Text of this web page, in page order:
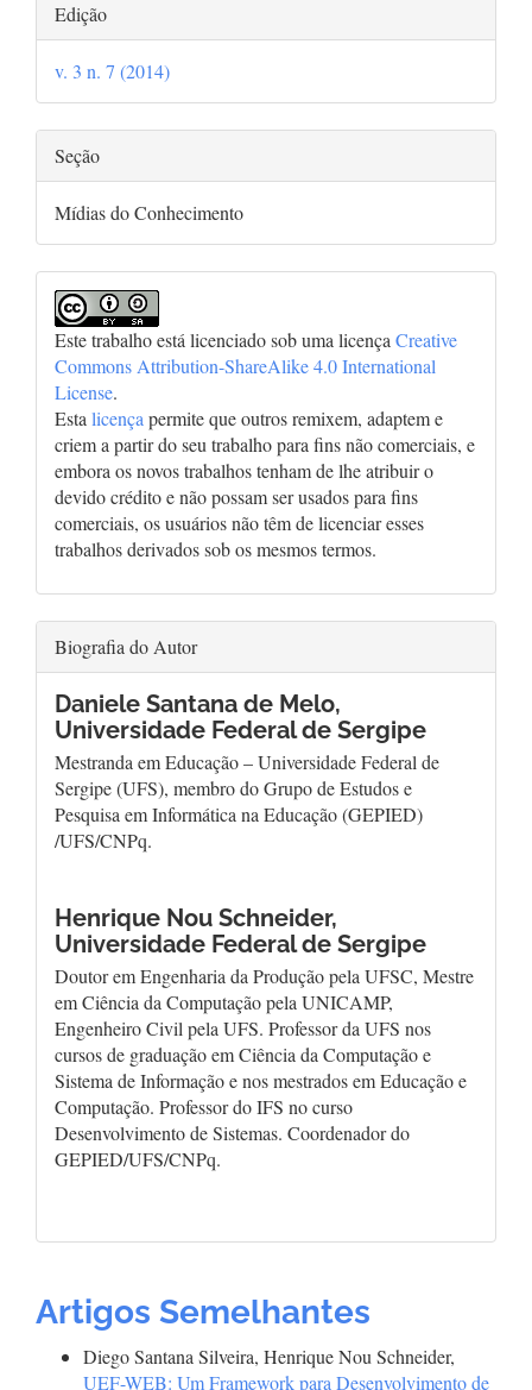
do
artigo
Edição
v. 3 n. 7 (2014)
Seção
Mídias do Conhecimento
Este trabalho está licenciado sob uma licença Creative
Commons Attribution-ShareAlike 4.0 International
License.
Esta licença permite que outros remixem, adaptem e
criem a partir do seu trabalho para fins não comerciais, e
embora os novos trabalhos tenham de lhe atribuir o
devido crédito e não possam ser usados para fins
comerciais, os usuários não têm de licenciar esses
trabalhos derivados sob os mesmos termos.
Biografia do Autor
Daniele Santana de Melo,
Universidade Federal de Sergipe
Mestranda em Educação – Universidade Federal de
Sergipe (UFS), membro do Grupo de Estudos e
Pesquisa em Informática na Educação (GEPIED)
/UFS/CNPq.
Henrique Nou Schneider,
Universidade Federal de Sergipe
Doutor em Engenharia da Produção pela UFSC, Mestre
em Ciência da Computação pela UNICAMP,
Engenheiro Civil pela UFS. Professor da UFS nos
cursos de graduação em Ciência da Computação e
Sistema de Informação e nos mestrados em Educação e
Computação. Professor do IFS no curso
Desenvolvimento de Sistemas. Coordenador do
GEPIED/UFS/CNPq.
Artigos Semelhantes
Diego Santana Silveira, Henrique Nou Schneider,
UEF-WEB: Um Framework para Desenvolvimento de